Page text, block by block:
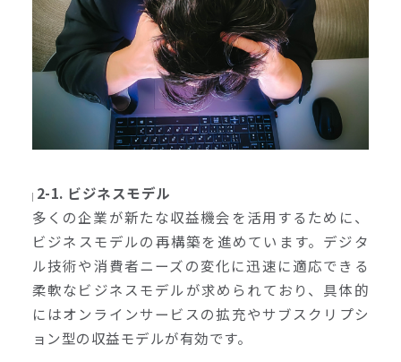
2-1. ビジネスモデル
多くの企業が新たな収益機会を活用するために、
ビジネスモデルの再構築を進めています。デジタ
ル技術や消費者ニーズの変化に迅速に適応できる
柔軟なビジネスモデルが求められており、具体的
にはオンラインサービスの拡充やサブスクリプシ
ョン型の収益モデルが有効です。